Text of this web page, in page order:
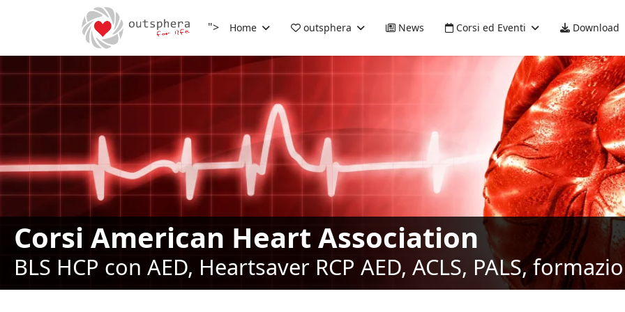
"> Home outsphera News Corsi ed Eventi Download
Corsi American Heart Association
BLS HCP con AED, Heartsaver RCP AED, ACLS, PALS,